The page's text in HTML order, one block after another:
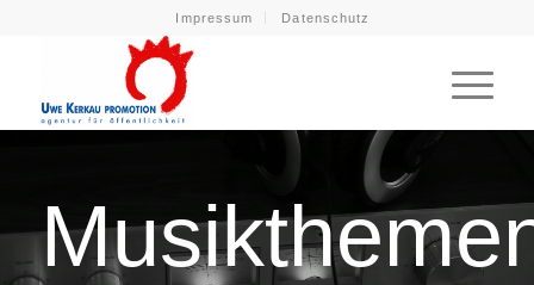
Impressum Datenschutz